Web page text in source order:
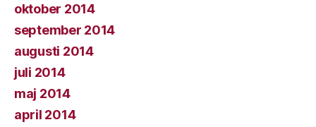
oktober 2014
september 2014
augusti 2014
juli 2014
maj 2014
april 2014